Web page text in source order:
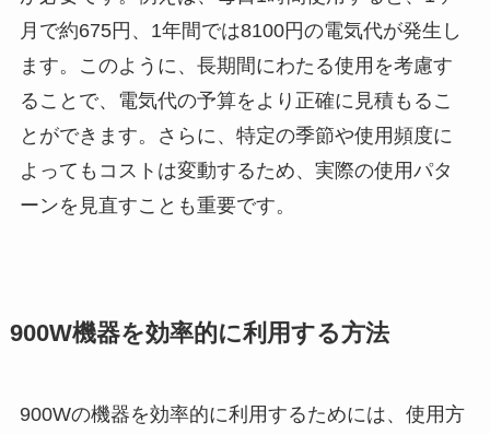
月で約675円、1年間では8100円の電気代が発生し
ます。このように、長期間にわたる使用を考慮す
ることで、電気代の予算をより正確に見積もるこ
とができます。さらに、特定の季節や使用頻度に
よってもコストは変動するため、実際の使用パタ
ーンを見直すことも重要です。
900W機器を効率的に利用する方法
900Wの機器を効率的に利用するためには、使用方